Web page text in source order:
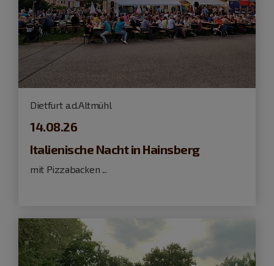
Dietfurt a.d.Altmühl
14.08.26
Italienische Nacht in Hainsberg
mit Pizzabacken ...